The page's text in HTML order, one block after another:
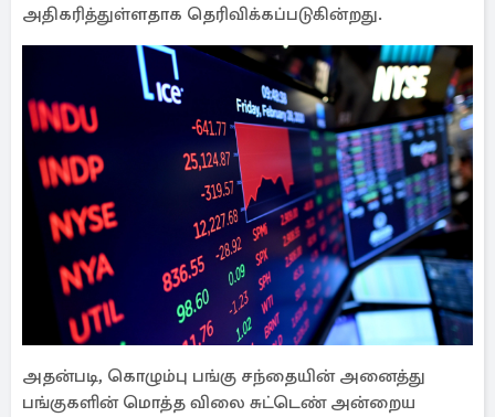
அதிகரித்துள்ளதாக தெரிவிக்கப்படுகின்றது.
அதன்படி, கொழும்பு பங்கு சந்தையின் அனைத்து
பங்குகளின் மொத்த விலை சுட்டெண் அன்றைய